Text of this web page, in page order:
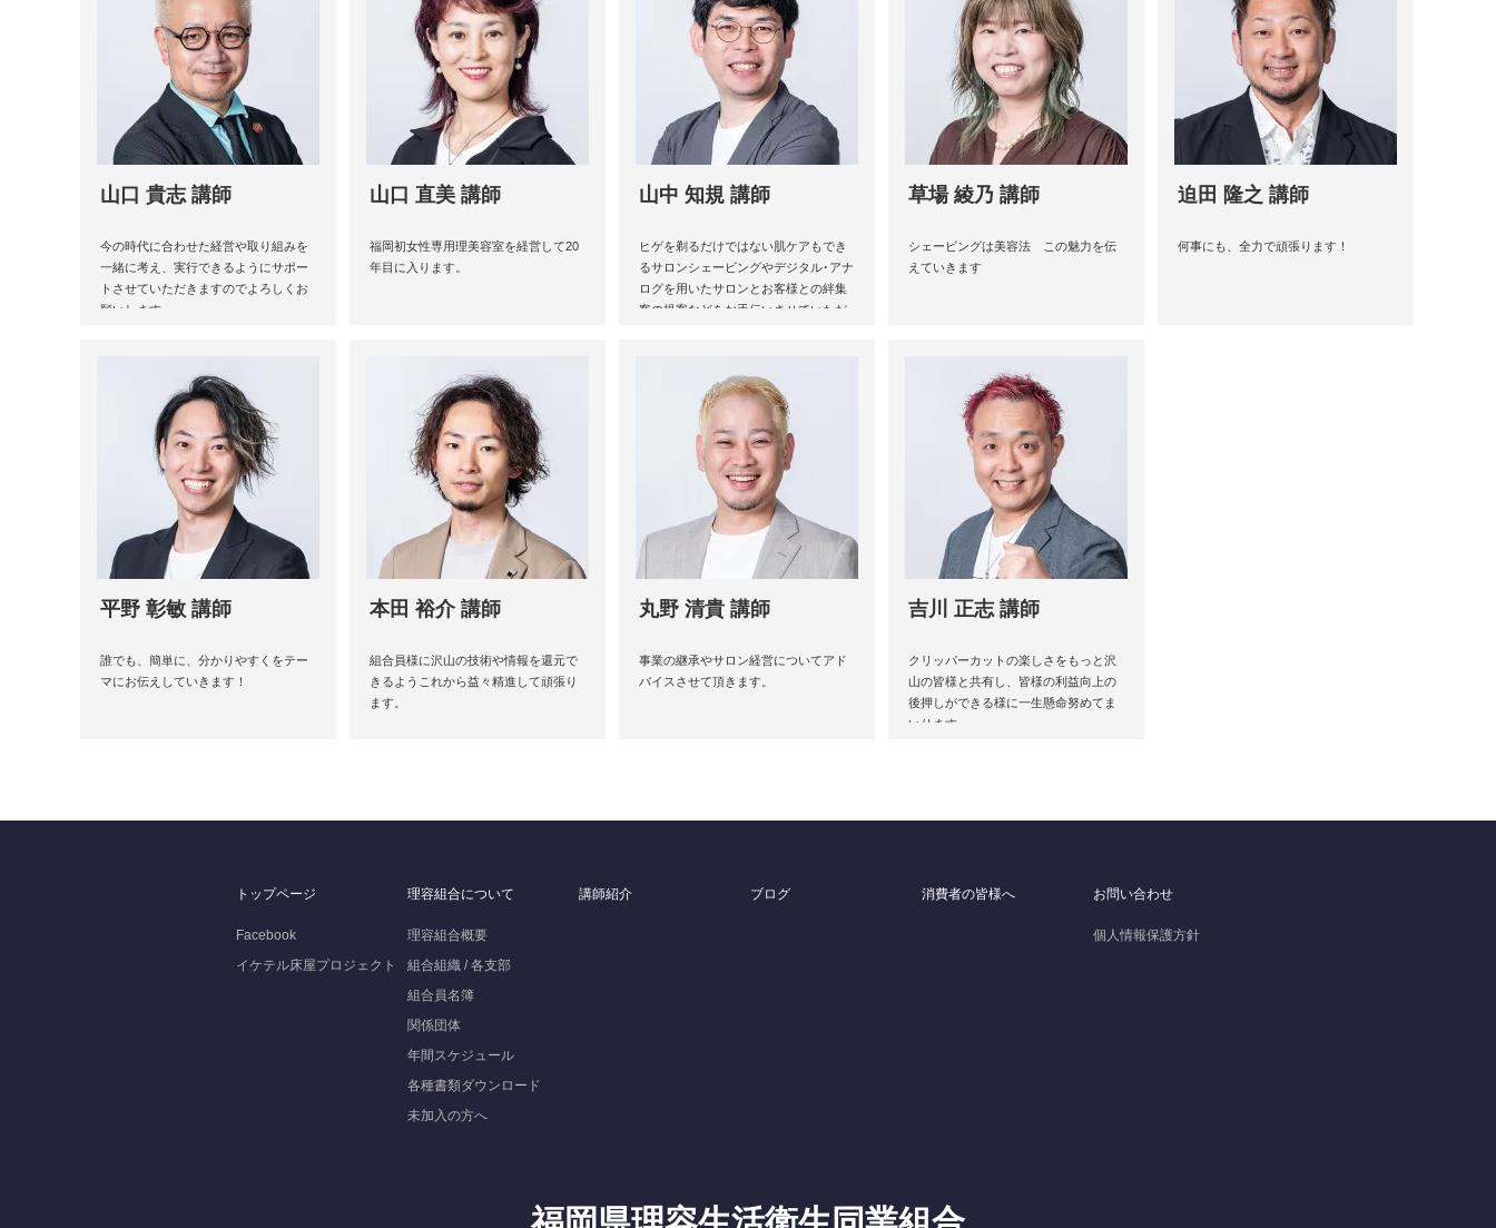
山口 貴志 講師
今の時代に合わせた経営や取り組みを
一緒に考え、実行できるようにサポー
トさせていただきますのでよろしくお
願いします。
山口 直美 講師
福岡初女性専用理美容室を経営して20
年目に入ります。
山中 知規 講師
ヒゲを剃るだけではない肌ケアもでき
るサロンシェービングやデジタル･アナ
ログを用いたサロンとお客様との絆集
客の提案などをお手伝いさせていただ
草場 綾乃 講師
シェービングは美容法 この魅力を伝
えていきます
迫田 隆之 講師
何事にも、全力で頑張ります！
平野 彰敏 講師
誰でも、簡単に、分かりやすくをテー
マにお伝えしていきます！
本田 裕介 講師
組合員様に沢山の技術や情報を還元で
きるようこれから益々精進して頑張り
ます。
丸野 清貴 講師
事業の継承やサロン経営についてアド
バイスさせて頂きます。
吉川 正志 講師
クリッパーカットの楽しさをもっと沢
山の皆様と共有し、皆様の利益向上の
後押しができる様に一生懸命努めてま
いります。
トップページ
Facebook
イケテル床屋プロジェクト
理容組合について
理容組合概要
組合組織 / 各支部
組合員名簿
関係団体
年間スケジュール
各種書類ダウンロード
未加入の方へ
講師紹介 ブログ 消費者の皆様へ お問い合わせ
個人情報保護方針